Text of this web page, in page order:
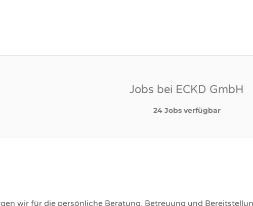
Jobs bei ECKD GmbH
24 Jobs verfügbar
wir für die persönliche Beratung, Betreuung und